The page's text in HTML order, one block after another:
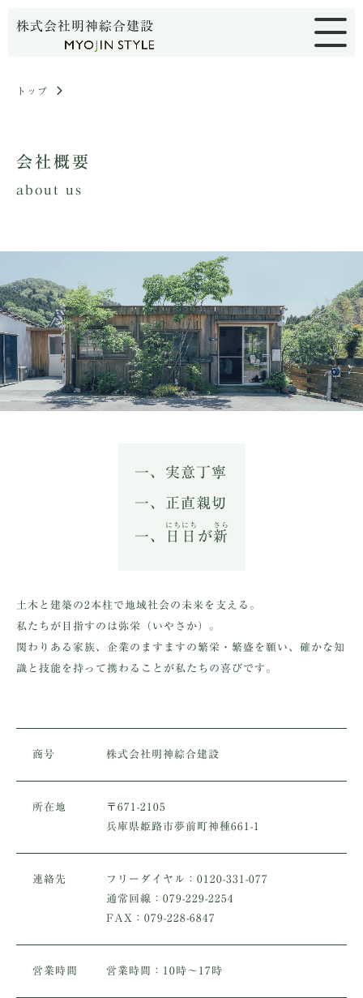
株式会社明神綜合建設
トップ
会社概要
about us
一、実意丁寧
一、正直親切
一、 日日
にちにち
が新
さら
土木と建築の2本柱で地域社会の未来を支える。
私たちが目指すのは弥栄（いやさか）。
関わりある家族、企業のますますの繁栄・繁盛を願い、 確かな知
識と技能を持って携わることが私たちの喜びです。
商号 株式会社明神綜合建設
所在地
〒671-2105
兵庫県姫路市夢前町神種661-1
連絡先
フリーダイヤル：0120-331-077
通常回線：079-229-2254
FAX：079-228-6847
営業時間 営業時間：10時～17時